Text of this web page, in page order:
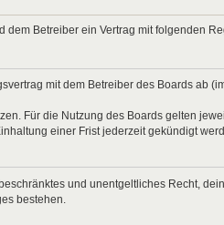
dem Betreiber ein Vertrag mit folgenden
mit dem Betreiber des Boards ab
Für die Nutzung des Boards gelten
einer Frist jederzeit gekündigt
und unentgeltliches Recht,
bestehen.